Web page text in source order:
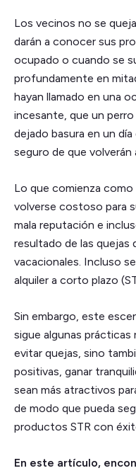
Los vecinos no se
darán a conocer sus
ocupado o cuando se
profundamente en
hayan llamado en una
incesante, que un
dejado basura en un
seguro de que volverán
Lo que comienza
volverse costoso para
mala reputación e
resultado de las quejas
vacacionales. Incluso
alquiler a corto plazo
Sin embargo, este
sigue algunas
evitar quejas, sino
positivas, ganar
sean más atractivos
de modo que pueda
productos STR con
En este artículo,